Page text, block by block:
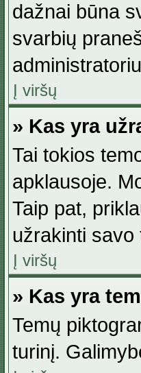
dažnai būna
svarbių
Į viršų
» Kas yra
Tai tokios
apklausoje.
Taip pat,
užrakinti savo
Į viršų
» Kas yra
Temų
turinį.